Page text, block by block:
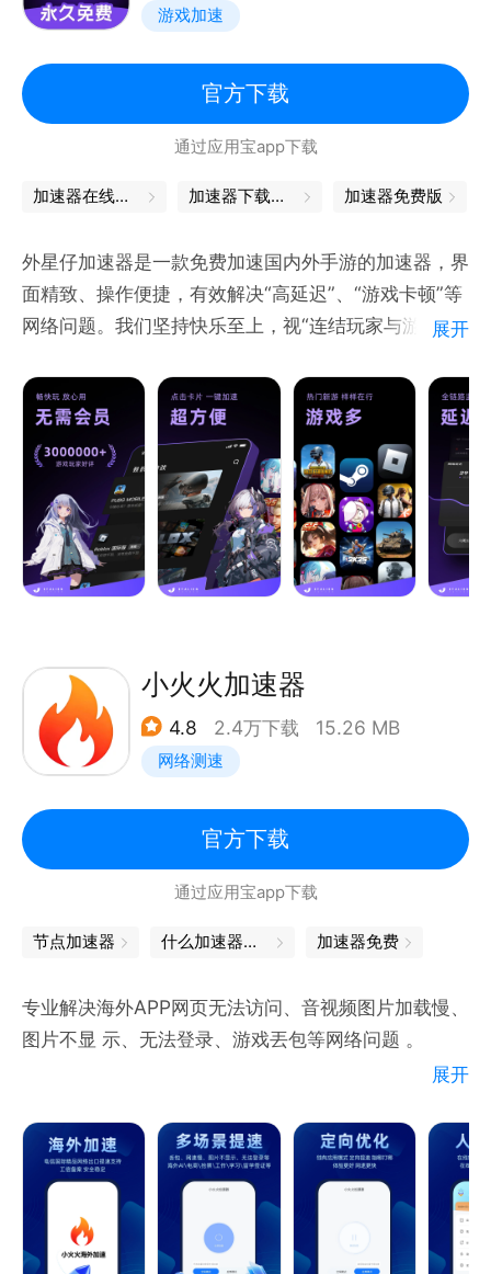
状态，持久稳定不掉线！
覆盖海外多个区服的加速节点，支持国际服、欧美服、
亚服、日韩服、港澳台服、东南亚服等海外区服的手游
加速，与海外玩家组队游戏，尊享无障碍、超低延迟游
玩！
认真聆听每一条反馈！
官方群：837433455
官网：http://www.biubiu001.com/
游戏加速
官方下载
通过应用宝app下载
加速器在线下载 加速器下载安装 加速器免费版
外星仔加速器是一款免费加速国内外手游的加速器，界
面精致、操作便捷，有效解决“高延迟”、“游戏卡顿”等
网络问题。我们坚持快乐至上，视“连结玩家与游戏”为
外星仔加速器APP还可切换至PC模式，每日免费领取
加速时长、一键暂停时长。
【海量游戏 免费加速】 外星仔加速器支持免费加速
PUBGM（地铁逃生）、王者荣耀国际服、
2K24myteam、英雄联盟手游（国服）、暗区突围国
际服、Sky光遇正式/测试服、LOL、赛马娘、绝地求
生、云顶之弈、Apex英雄、和平精英、使命召唤、原
主连接、元梦之星、FGO等热门游戏，让你畅享流畅
游戏体验！
【专业加速 延迟稳定】 采用自主研发的专有加速技
术，专业解决游戏中的网络问题。无论是使用Wi-Fi还
游戏体验。更有极稳双通道模式等你使用。
【电竞专线 智能调度】 实时优化网络环境，确保玩家
匹配优质高速线路，加速效果又快又稳。
【智能路由 优化算法】 实时加速数据传输，显著提高
【多国多区服线路支持】 国内外部署加速线路，解决
“无外服IP”、“无法访问服务器”、“外服延迟高”等问
题。经过严格筛选的线路在负载人数、平均速度、稳定
【别具一格游戏库】 游戏卡片风格化，快速定位游
戏，一键加速。
【联系我们】 我们非常关注用户体验，使用本产品如
遇任何问题，请提交反馈联系我们。
产品官网：https://www.et001.com
展开
小火火加速器
4.8 2.4万下载 15.26 MB
网络测速
官方下载
通过应用宝app下载
节点加速器 什么加速器好用 加速器免费
专业解决海外APP网页无法访问、音视频图片加载慢、
图片不显 示、无法登录、游戏丟包等网络问题 。
外网络访问而生的专业加速工具。
1、轻松加速海外视频、音乐、游戏、 教育、AI平台以
及购物等各类在线应用或网站；
2、一键即可为用户智能路由线路, 无需用户繁琐的线
展开